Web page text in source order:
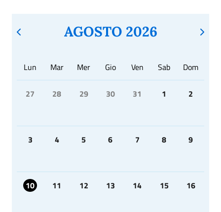
AGOSTO 2026
Lun Mar Mer Gio Ven Sab Dom
27 28 29 30 31 1 2
3 4 5 6 7 8 9
10 11 12 13 14 15 16